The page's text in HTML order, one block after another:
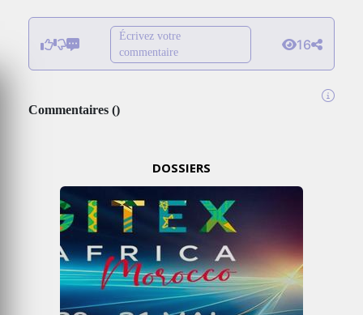
Écrivez votre
commentaire
16
Commentaires ()
DOSSIERS